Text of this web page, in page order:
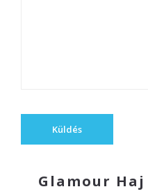
Glamour